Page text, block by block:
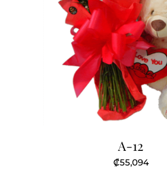
A-12
₡55,094